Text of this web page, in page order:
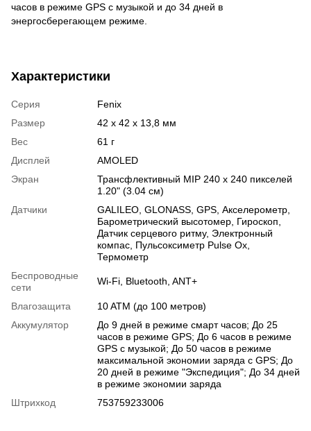
часов в режиме GPS с музыкой и до 34 дней в
энергосберегающем режиме.
Характеристики
Серия
Fenix
Размер
42 x 42 x 13,8 мм
Вес
61 г
Дисплей
AMOLED
Экран
Трансфлективный MIP 240 x 240 пикселей
1.20" (3.04 см)
Датчики
GALILEO GLONASS GPS Акселерометр
Барометрический высотомер Гироскоп
Датчик серцевого ритму, Электронный
компас Пульсоксиметр Pulse Ox
Термометр
Беспроводные
сети
Wi-Fi Bluetooth ANT+
Влагозащита
10 ATM (до 100 метров)
Аккумулятор
До 9 дней в режиме смарт часов; До 25
часов в режиме GPS; До 6 часов в режиме
GPS с музыкой; До 50 часов в режиме
максимальной экономии заряда с GPS; До
20 дней в режиме "Экспедиция"; До 34 дней
в режиме экономии заряда
Штрихкод
753759233006